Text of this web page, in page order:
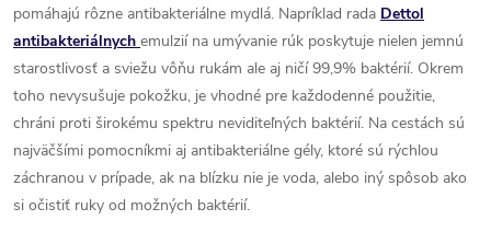
pomáhajú rôzne antibakteriálne mydlá. Napríklad rada Dettol
antibakteriálnych emulzií na umývanie rúk poskytuje nielen jemnú
starostlivosť a sviežu vôňu rukám ale aj ničí 99,9% baktérií. Okrem
toho nevysušuje pokožku, je vhodné pre každodenné použitie,
chráni proti širokému spektru neviditeľných baktérií. Na cestách sú
najväčšími pomocníkmi aj antibakteriálne gély, ktoré sú rýchlou
záchranou v prípade, ak na blízku nie je voda, alebo iný spôsob ako
si očistiť ruky od možných baktérií.